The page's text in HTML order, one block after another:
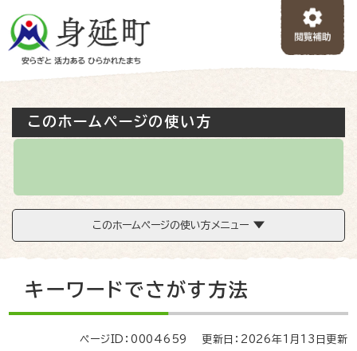
ー
先
このホームページの使い方
このホームページの使い方メニュー
キーワードでさがす方法
ページID：0004659 更新日：2026年1月13日更新